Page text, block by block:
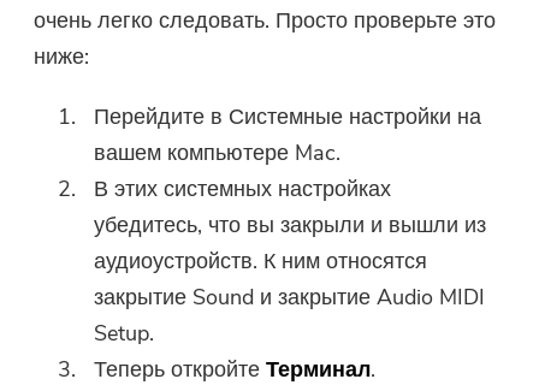
очень легко следовать. Просто проверьте это
ниже:
Перейдите в Системные настройки на
вашем компьютере Mac.
В этих системных настройках
убедитесь, что вы закрыли и вышли из
аудиоустройств. К ним относятся
закрытие Sound и закрытие Audio MIDI
Setup.
Теперь откройтеТерминал.